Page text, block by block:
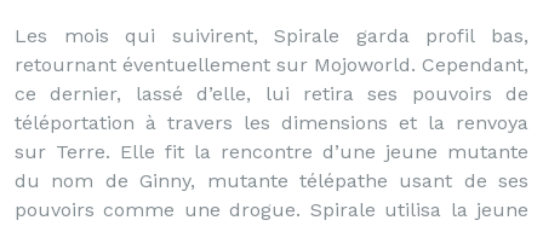
Les mois qui suivirent, Spirale garda profil bas,
retournant éventuellement sur Mojoworld. Cependant,
ce dernier, lassé d’elle, lui retira ses pouvoirs de
téléportation à travers les dimensions et la renvoya
sur Terre. Elle fit la rencontre d’une jeune mutante
du nom de Ginny, mutante télépathe usant de ses
pouvoirs comme une drogue. Spirale utilisa la jeune